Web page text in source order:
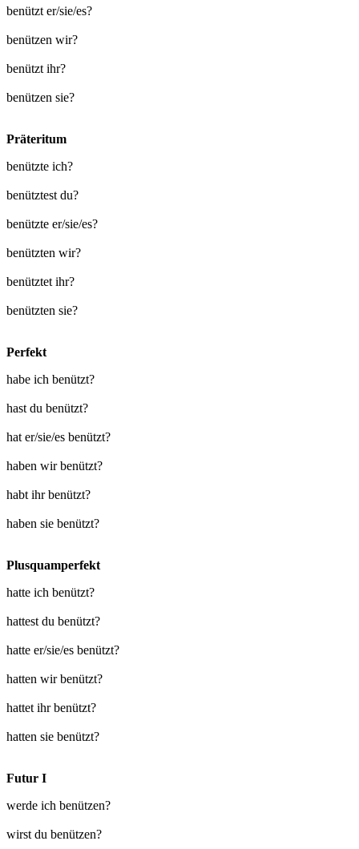
benützt er/sie/es?
benützen wir?
benützt ihr?
benützen sie?
Präteritum
benützte ich?
benütztest du?
benützte er/sie/es?
benützten wir?
benütztet ihr?
benützten sie?
Perfekt
habe ich benützt?
hast du benützt?
hat er/sie/es benützt?
haben wir benützt?
habt ihr benützt?
haben sie benützt?
Plusquamperfekt
hatte ich benützt?
hattest du benützt?
hatte er/sie/es benützt?
hatten wir benützt?
hattet ihr benützt?
hatten sie benützt?
Futur I
werde ich benützen?
wirst du benützen?